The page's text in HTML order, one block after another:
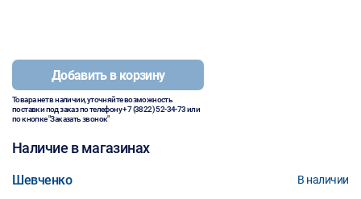
Добавить в корзину
Товара нет в наличии, уточняйте возможность
поставки под заказ по телефону+7 (3822) 52-34-73или
по кнопке "Заказать звонок"
Наличие в магазинах
Шевченко В наличии